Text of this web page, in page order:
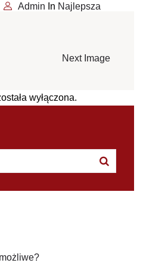
Admin In Najlepsza
Next Image
wyłączona.